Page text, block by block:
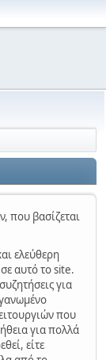
που βασίζεται
ελεύθερη
αυτό το site.
για
που
για πολλά
είτε